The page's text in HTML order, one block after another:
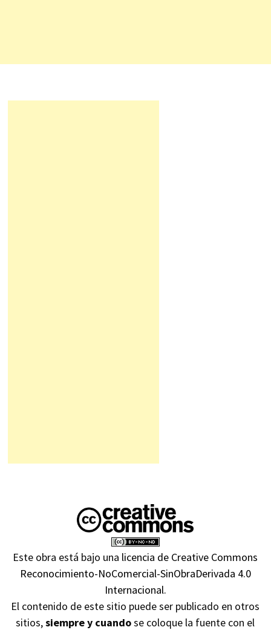
Este obra está bajo una licencia de Creative Commons
Reconocimiento-NoComercial-SinObraDerivada 4.0
Internacional.
El contenido de este sitio puede ser publicado en otros
sitios,siempre y cuandose coloque la fuente con el